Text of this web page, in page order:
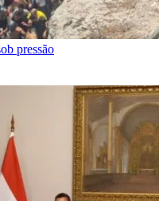
pressão